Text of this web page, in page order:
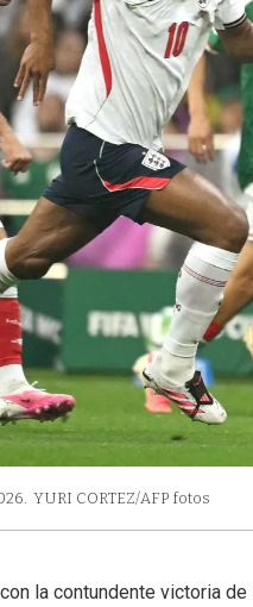
YURI CORTEZ/AFP fotos
la contundente victoria